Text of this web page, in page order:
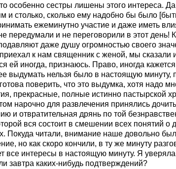
особенно сестры лишены этого интереса.
и столько, сколько ему надобно бы было
ежеминутно участие и даже иметь
передумали и не переговорили в этот день!
даже душу огромностью своего
к нам священник с женой, мы сказали
ей иногда, признаюсь. Право, иногда
выдумать нельзя было в настоящую минуту,
поверить, что это выдумка, хотя надо
прекрасные, полные истинно пастырской
нарочно для развлечения принялись
и отвратительная дрянь по той
вся состоит в смешении всех понятий о
Покуда читали, внимание наше довольно
но как скоро кончили, в ту же минуту
все интересы в настоящую минуту. Я
завтра каких-нибудь подтверждений?